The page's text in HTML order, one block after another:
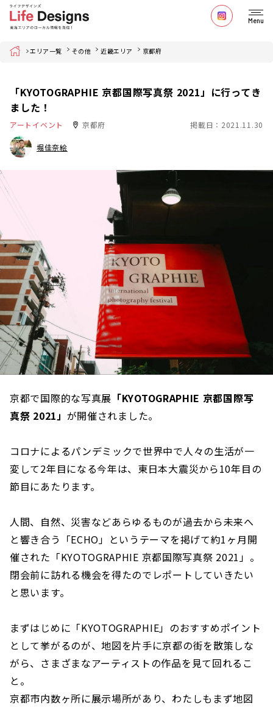
Menu
Home エリア一覧 その他 近畿エリア 京都府
「KYOTOGRAPHIE 京都国際写真祭 2021」に行ってき
ました！
アートイベント 京都府 掲載日：2021.11.30
堀佳奈絵
京都で国際的な写真展 「KYOTOGRAPHIE 京都国際写
真祭 2021」 が開催されました。
コロナによるパンデミックで世界中で人々の生活が一
変して2年目になる今年は、東日本大震災から10年目の
節目にあたります。
人間、自然、災害などあらゆるものが過去から未来へ
と響き合う「ECHO」というテーマを掲げて約1ヶ月開
催された「KYOTOGRAPHIE 京都国際写真祭 2021」。
閉会前に訪れる機会を得たのでレポートしていきたい
と思います。
まずはじめに「KYOTOGRAPHIE」のおすすめポイント
として挙がるのが、地図を片手に京都の街を散策しな
がら、さまざまなアーティストの作品を見て回れるこ
と。
京都市内数ヶ所に展示場所があり、わたしもまず地図